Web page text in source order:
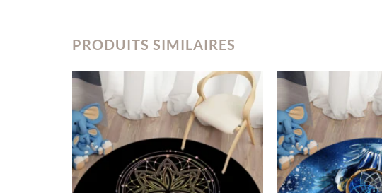
PRODUITS SIMILAIRES